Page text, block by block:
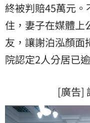
終被判賠45萬元
住，妻子在媒體上
友，讓謝泊泓顏面
院認定2人分居已
[廣告]